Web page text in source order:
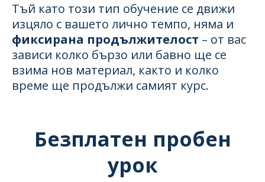
Тъй като този тип обучение се движи
изцяло с вашето лично темпо, няма и
фиксирана продължителост – от вас
зависи колко бързо или бавно ще се
взима нов материал, както и колко
време ще продължи самият курс.
Безплатен пробен
урок